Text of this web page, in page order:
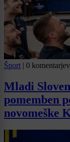
Šport | 0 komentarjev
Mladi
pomemben
novomeške